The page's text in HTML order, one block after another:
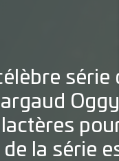
série
la série